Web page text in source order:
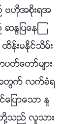
ဗဟိုအစိုးရအ
ၵျပေနၾ
းမႏိုင္သိမ္း
ပတ္ေတာ္မ်ား
အတြက္ လက္ခံရ
ပာေသာ ႏႈ
႔သည္ လူသား